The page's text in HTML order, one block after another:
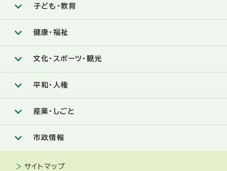
子ども・教育
健康・福祉
文化・スポーツ・観光
平和・人権
産業・しごと
市政情報
サイトマップ